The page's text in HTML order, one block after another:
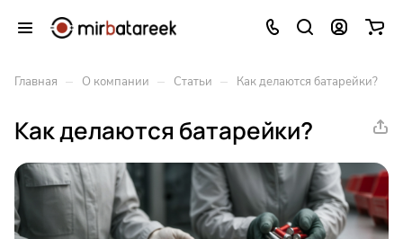
Главная – О компании – Статьи – Как делаются батарейки?
Как делаются батарейки?